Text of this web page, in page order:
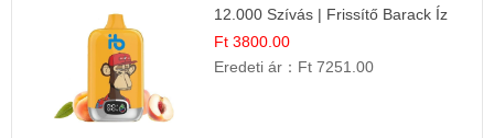
12.000 Szívás | Frissítő Barack Íz
Ft 3800.00
Eredeti ár： Ft 7251.00